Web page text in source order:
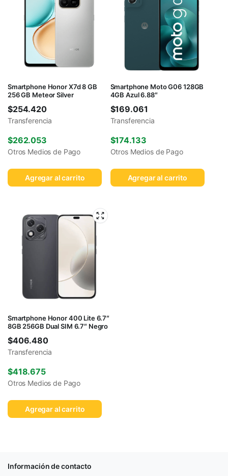
Smartphone Honor X7d 8 GB
256 GB Meteor Silver
$254.420
Transferencia
$262.053
Otros Medios de Pago
Agregar al carrito
Smartphone Moto G06 128GB
4GB Azul 6.88″
$169.061
Transferencia
$174.133
Otros Medios de Pago
Agregar al carrito
Smartphone Honor 400 Lite 6.7″
8GB 256GB Dual SIM 6.7″ Negro
$406.480
Transferencia
$418.675
Otros Medios de Pago
Agregar al carrito
Información de contacto